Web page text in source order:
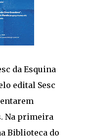
da Esquina
edital Sesc
Na primeira
Biblioteca do